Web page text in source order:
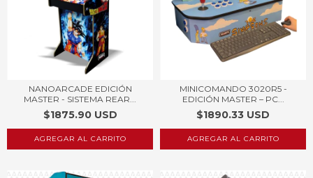
NANOARCADE EDICIÓN
MASTER - SISTEMA REAR...
$1875.90 USD
AGREGAR AL CARRITO
MINICOMANDO 3020R5 -
EDICIÓN MASTER – PC...
$1890.33 USD
AGREGAR AL CARRITO